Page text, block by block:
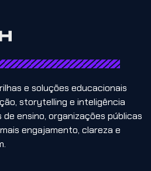
e soluções educacionais
storytelling e inteligência
ensino, organizações públicas
engajamento, clareza e